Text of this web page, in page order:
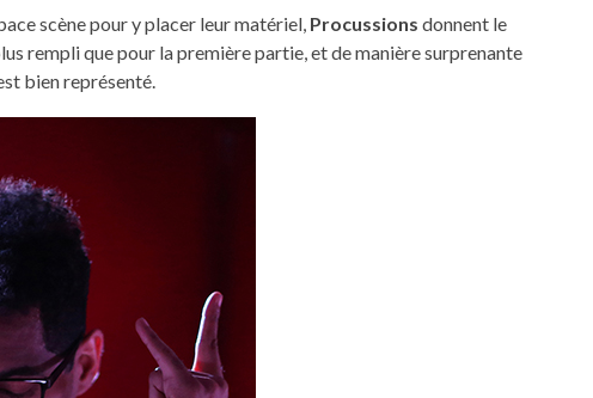
scène pour y placer leur matériel, Procussions donnent le
rempli que pour la première partie, et de manière surprenante
bien représenté.